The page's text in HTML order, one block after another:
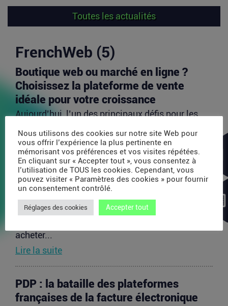
Toutes les actualités
FrenchWeb (5)
Boutique web ou marché en ligne ?
Choisissez la plateforme de vente
idéale pour votre croissance
Aujourd’hui, l’un des principaux défis pour les
Lire la suite
Avec 35 millions de dollars, SAPIOM
veut devenir le contrôleur de gestion
des agents IA
Les agents IA peuvent enchaîner des dizaines
acheter...
Lire la suite
PDP : la bataille des plateformes
françaises de la facture électronique
Nous utilisons des cookies sur notre site Web pour
vous offrir l’expérience la plus pertinente en
mémorisant vos préférences et vos visites répétées.
En cliquant sur « Accepter tout », vous consentez à
l’utilisation de TOUS les cookies. Cependant, vous
pouvez visiter « Paramètres des cookies » pour fournir
un consentement contrôlé.
Réglages des cookies Accepter tout